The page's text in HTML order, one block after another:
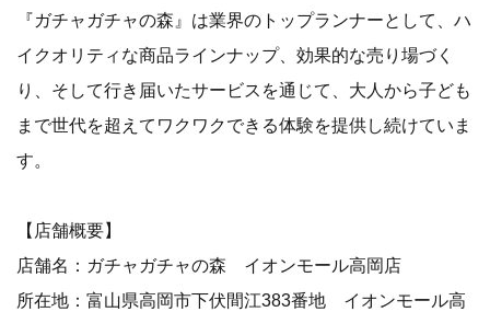
『ガチャガチャの森』は業界のトップランナーとして、ハ
イクオリティな商品ラインナップ、効果的な売り場づく
り、そして行き届いたサービスを通じて、大人から子ども
まで世代を超えてワクワクできる体験を提供し続けていま
す。
【店舗概要】
店舗名：ガチャガチャの森 イオンモール高岡店
所在地：富山県高岡市下伏間江383番地 イオンモール高